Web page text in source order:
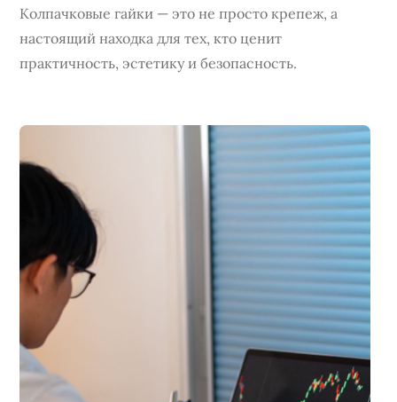
Колпачковые гайки — это не просто крепеж, а
настоящий находка для тех, кто ценит
практичность, эстетику и безопасность.